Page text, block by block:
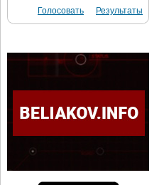
Результаты
Голосовать